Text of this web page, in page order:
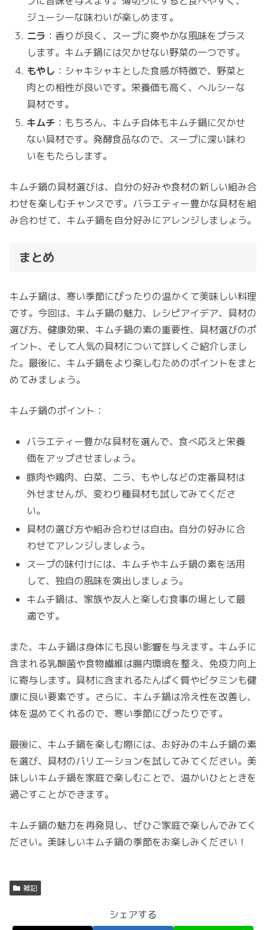
ジューシーな味わいが楽しめます。
ニラ ：香りが良く、スープに爽やかな風味をプラス
します。キムチ鍋には欠かせない野菜の一つです。
もやし ：シャキシャキとした食感が特徴で、野菜と
肉との相性が良いです。栄養価も高く、ヘルシーな
具材です。
キムチ ：もちろん、キムチ自体もキムチ鍋に欠かせ
ない具材です。発酵食品なので、スープに深い味わ
いをもたらします。
キムチ鍋の具材選びは、自分の好みや食材の新しい組み合
わせを楽しむチャンスです。バラエティー豊かな具材を組
み合わせて、キムチ鍋を自分好みにアレンジしましょう。
まとめ
キムチ鍋は、寒い季節にぴったりの温かくて美味しい料理
です。今回は、キムチ鍋の魅力、レシピアイデア、具材の
選び方、健康効果、キムチ鍋の素の重要性、具材選びのポ
イント、そして人気の具材について詳しくご紹介しまし
た。最後に、キムチ鍋をより楽しむためのポイントをまと
めてみましょう。
キムチ鍋のポイント：
バラエティー豊かな具材を選んで、食べ応えと栄養
価をアップさせましょう。
豚肉や鶏肉、白菜、ニラ、もやしなどの定番具材は
外せませんが、変わり種具材も試してみてくださ
い。
具材の選び方や組み合わせは自由。自分の好みに合
わせてアレンジしましょう。
スープの味付けには、キムチやキムチ鍋の素を活用
して、独自の風味を演出しましょう。
キムチ鍋は、家族や友人と楽しむ食事の場として最
適です。
また、キムチ鍋は身体にも良い影響を与えます。キムチに
含まれる乳酸菌や食物繊維は腸内環境を整え、免疫力向上
に寄与します。具材に含まれるたんぱく質やビタミンも健
康に良い要素です。さらに、キムチ鍋は冷え性を改善し、
体を温めてくれるので、寒い季節にぴったりです。
最後に、キムチ鍋を楽しむ際には、お好みのキムチ鍋の素
を選び、具材のバリエーションを試してみてください。美
味しいキムチ鍋を家庭で楽しむことで、温かいひとときを
過ごすことができます。
キムチ鍋の魅力を再発見し、ぜひご家庭で楽しんでみてく
ださい。美味しいキムチ鍋の季節をお楽しみください！
雑記
シェアする